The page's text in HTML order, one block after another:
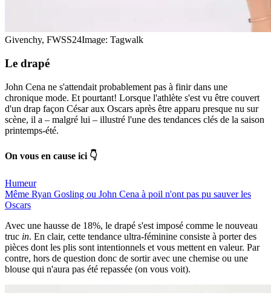
Givenchy, FWSS24Image: Tagwalk
Le drapé
John Cena ne s'attendait probablement pas à finir dans une
chronique mode. Et pourtant! Lorsque l'athlète s'est vu être couvert
d'un drap façon César aux Oscars après être apparu presque nu sur
scène, il a – malgré lui – illustré l'une des tendances clés de la saison
printemps-été.
On vous en cause ici 👇
Humeur
Même Ryan Gosling ou John Cena à poil n'ont pas pu sauver les
Oscars
Avec une hausse de 18%, le drapé s'est imposé comme le nouveau
truc in. En clair, cette tendance ultra-féminine consiste à porter des
pièces dont les plis sont intentionnels et vous mettent en valeur. Par
contre, hors de question donc de sortir avec une chemise ou une
blouse qui n'aura pas été repassée (on vous voit).